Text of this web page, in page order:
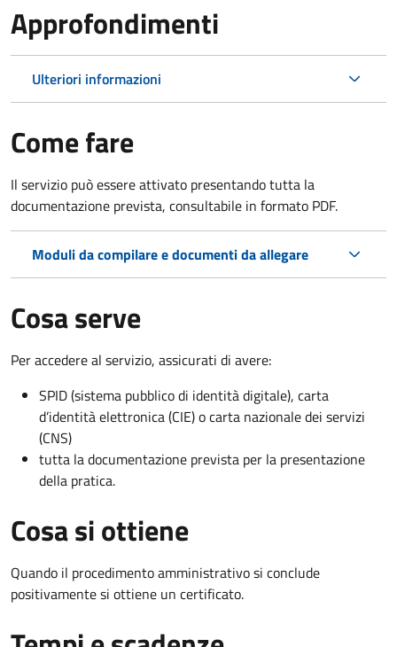
Approfondimenti
Ulteriori informazioni
Come fare
Il servizio può essere attivato presentando tutta la
documentazione prevista, consultabile in formato PDF.
Moduli da compilare e documenti da allegare
Cosa serve
Per accedere al servizio, assicurati di avere:
SPID (sistema pubblico di identità digitale), carta
d’identità elettronica (CIE) o carta nazionale dei servizi
(CNS)
tutta la documentazione prevista per la presentazione
della pratica.
Cosa si ottiene
Quando il procedimento amministrativo si conclude
positivamente si ottiene un certificato.